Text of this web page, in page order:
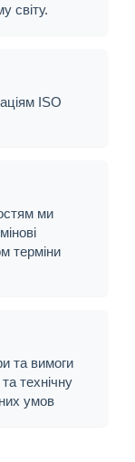
світу.
ISO
ми
терміни
та вимоги
технічну
умов